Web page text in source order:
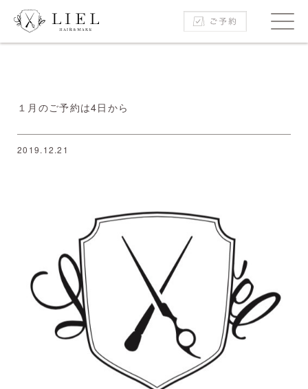
１月のご予約は4日から
2019.12.21